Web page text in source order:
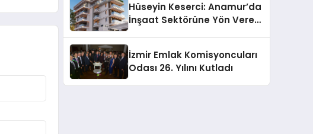
Hüseyin Keserci: Anamur’da
İnşaat Sektörüne Yön Veren
İzmir Emlak Komisyoncuları
Odası 26. Yılını Kutladı